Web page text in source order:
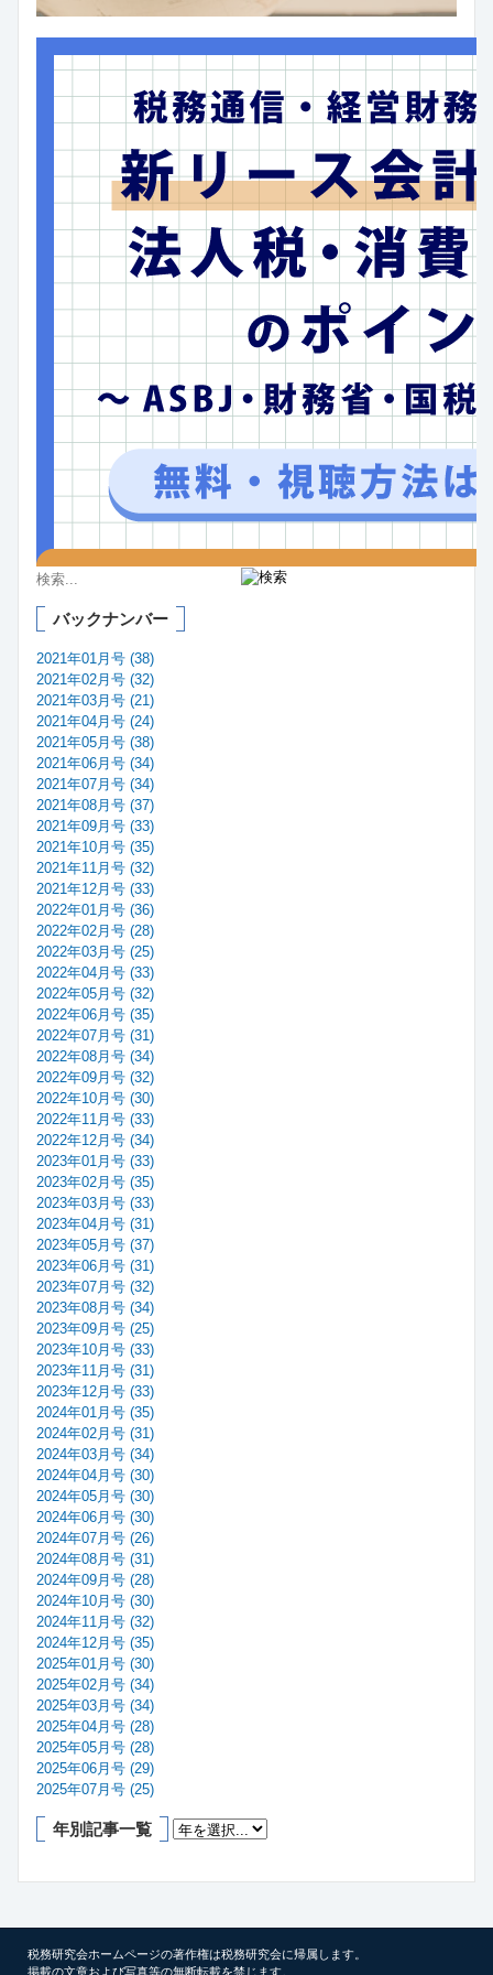
バックナンバー
2021年01月号 (38)
2021年02月号 (32)
2021年03月号 (21)
2021年04月号 (24)
2021年05月号 (38)
2021年06月号 (34)
2021年07月号 (34)
2021年08月号 (37)
2021年09月号 (33)
2021年10月号 (35)
2021年11月号 (32)
2021年12月号 (33)
2022年01月号 (36)
2022年02月号 (28)
2022年03月号 (25)
2022年04月号 (33)
2022年05月号 (32)
2022年06月号 (35)
2022年07月号 (31)
2022年08月号 (34)
2022年09月号 (32)
2022年10月号 (30)
2022年11月号 (33)
2022年12月号 (34)
2023年01月号 (33)
2023年02月号 (35)
2023年03月号 (33)
2023年04月号 (31)
2023年05月号 (37)
2023年06月号 (31)
2023年07月号 (32)
2023年08月号 (34)
2023年09月号 (25)
2023年10月号 (33)
2023年11月号 (31)
2023年12月号 (33)
2024年01月号 (35)
2024年02月号 (31)
2024年03月号 (34)
2024年04月号 (30)
2024年05月号 (30)
2024年06月号 (30)
2024年07月号 (26)
2024年08月号 (31)
2024年09月号 (28)
2024年10月号 (30)
2024年11月号 (32)
2024年12月号 (35)
2025年01月号 (30)
2025年02月号 (34)
2025年03月号 (34)
2025年04月号 (28)
2025年05月号 (28)
2025年06月号 (29)
2025年07月号 (25)
年別記事一覧
税務研究会ホームページの著作権は税務研究会に帰属します。
掲載の文章および写真等の無断転載を禁じます。